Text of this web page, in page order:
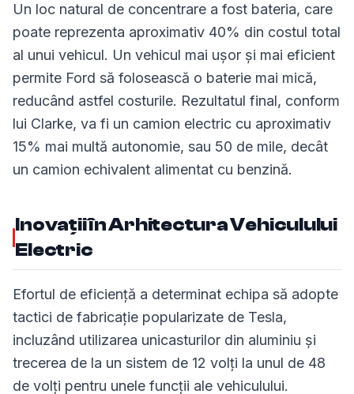
Un loc natural de concentrare a fost bateria, care
poate reprezenta aproximativ 40% din costul total
al unui vehicul. Un vehicul mai ușor și mai eficient
permite Ford să folosească o baterie mai mică,
reducând astfel costurile. Rezultatul final, conform
lui Clarke, va fi un camion electric cu aproximativ
15% mai multă autonomie, sau 50 de mile, decât
un camion echivalent alimentat cu benzină.
Inovații în Arhitectura Vehiculului
Electric
Efortul de eficiență a determinat echipa să adopte
tactici de fabricație popularizate de Tesla,
incluzând utilizarea unicasturilor din aluminiu și
trecerea de la un sistem de 12 volți la unul de 48
de volți pentru unele funcții ale vehiculului.